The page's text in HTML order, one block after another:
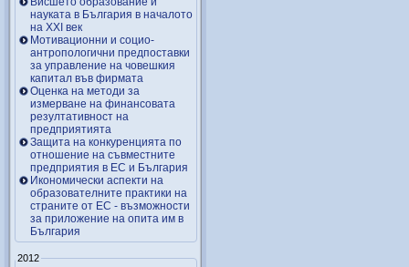
науката в България в началото
на ХХІ век
Мотивационни и социо-
антропологични предпоставки
за управление на човешкия
капитал във фирмата
Оценка на методи за
измерване на финансовата
резултативност на
предприятията
Защита на конкуренцията по
отношение на съвместните
предприятия в ЕС и България
Икономически аспекти на
образователните практики на
страните от ЕС - възможности
за приложение на опита им в
България
2012